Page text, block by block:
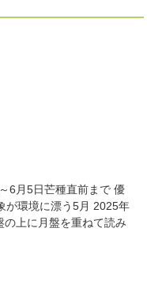
6月5日芒種直前まで 優
が環境に漂う5月 2025年
上に月盤を重ねて読み